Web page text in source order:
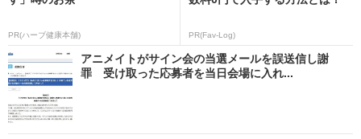
PR(ハーブ健康本舗) PR(Fav-Log)
アニメイトがサイン会の当選メールを誤送信し謝
罪 受け取った応募者を当日会場に入れ...